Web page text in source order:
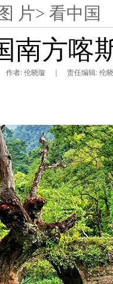
片> 看中国
南方喀
者: 伦晓璇 ｜ 责任编辑: 伦